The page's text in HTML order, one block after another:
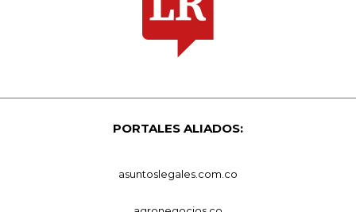
PORTALES ALIADOS:
asuntoslegales.com.co